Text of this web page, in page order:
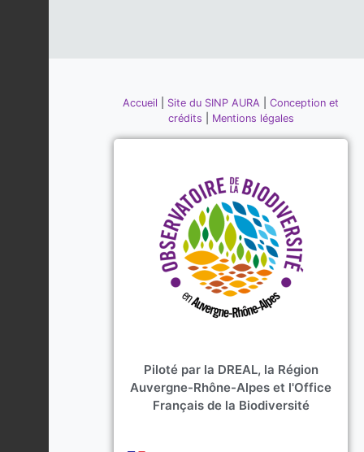
Accueil Site du SINP AURA
Conception et
crédits
Mentions légales
Piloté par la DREAL, la Région
Auvergne-Rhône-Alpes et l'Office
Français de la Biodiversité